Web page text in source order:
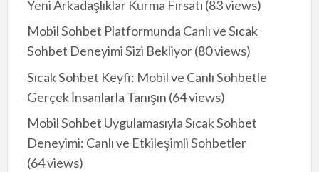
Yeni Arkadaşlıklar Kurma Fırsatı (83 views)
Mobil Sohbet Platformunda Canlı ve Sıcak
Sohbet Deneyimi Sizi Bekliyor(80 views)
Sıcak Sohbet Keyfi: Mobil ve Canlı Sohbetle
Gerçek İnsanlarla Tanışın (64 views)
Mobil Sohbet Uygulamasıyla Sıcak Sohbet
Deneyimi: Canlı ve Etkileşimli Sohbetler
(64 views)